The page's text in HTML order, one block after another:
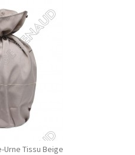
Tissu Beige